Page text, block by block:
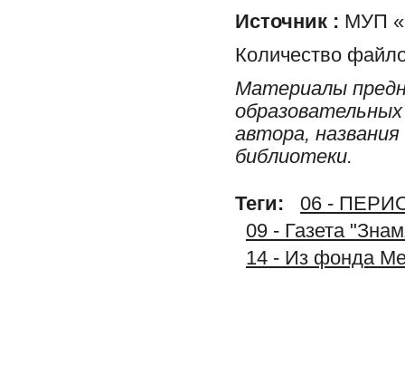
Источник : МУП
Количество
Материалы
автора,
библиотеки.
Теги:
06 -
09 - Газета
14 - Из фонда